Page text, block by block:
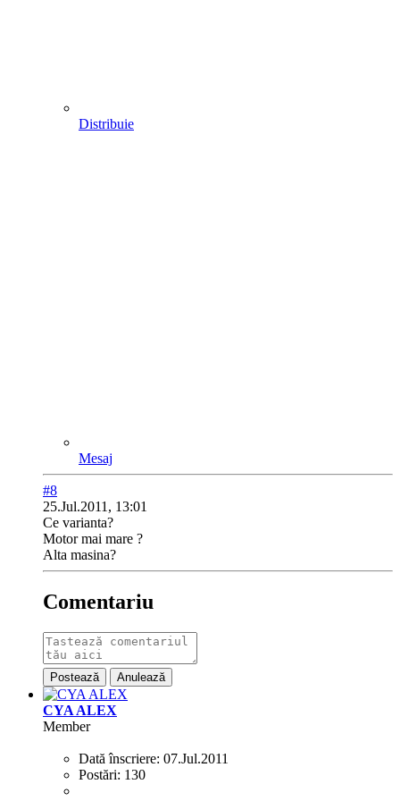
Distribuie
Mesaj
#8
25.Jul.2011, 13:01
Ce varianta?
Motor mai mare ?
Alta masina?
Comentariu
Postează Anulează
CYA ALEX
Member
Dată înscriere: 07.Jul.2011
Postări: 130